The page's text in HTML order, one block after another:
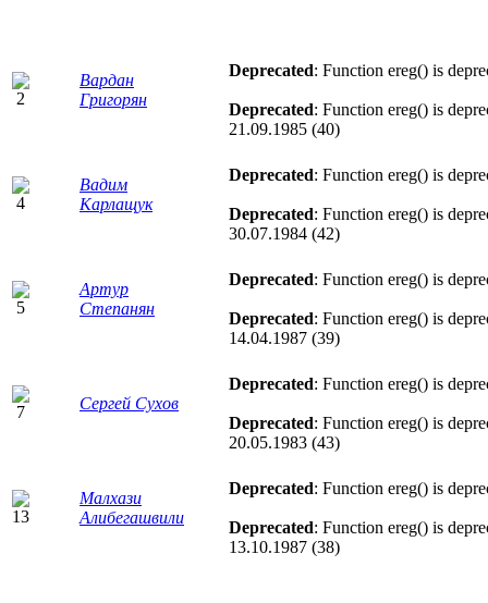
Вардан
Григорян
Deprecated: Function ereg() is
Deprecated: Function ereg() is
21.09.1985 (40)
Вадим
Карлащук
Deprecated: Function ereg() is
Deprecated: Function ereg() is
30.07.1984 (42)
Артур
Степанян
Deprecated: Function ereg() is
Deprecated: Function ereg() is
14.04.1987 (39)
Сергей Сухов
Deprecated: Function ereg() is
Deprecated: Function ereg() is
20.05.1983 (43)
Малхази
Алибегашвили
Deprecated: Function ereg() is
Deprecated: Function ereg() is
13.10.1987 (38)